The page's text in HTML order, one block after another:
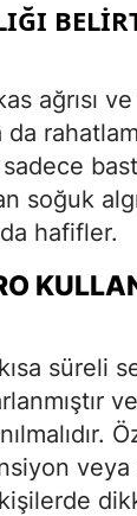
ağrısı
soğuk
hafifler.
süreli